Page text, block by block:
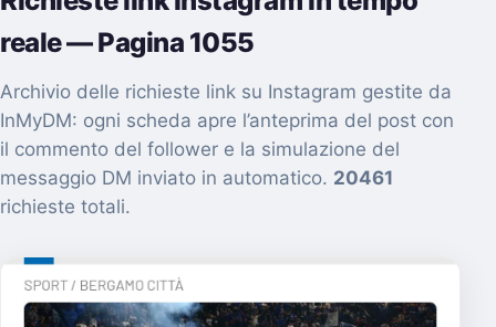
reale — Pagina 1055
Archivio delle richieste link su Instagram gestite da
InMyDM: ogni scheda apre l’anteprima del post con
il commento del follower e la simulazione del
messaggio DM inviato in automatico. 20461
richieste totali.